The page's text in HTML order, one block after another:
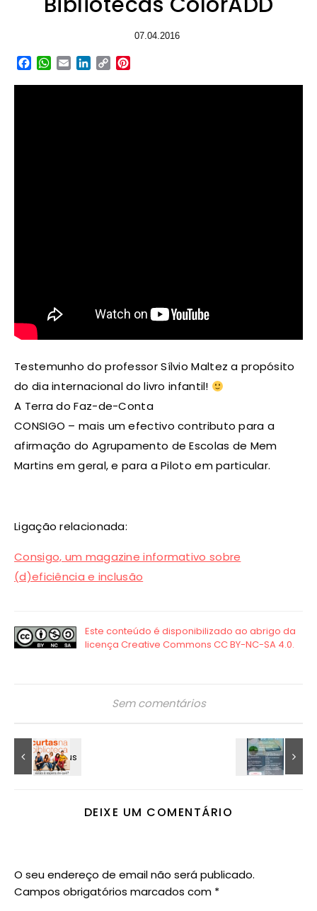
07.04.2016
Facebook
WhatsApp
EmailLinkedIn
Copy
Testemunho do professor Sílvio Maltez a propósito
do dia internacional do livro infantil!
A Terra do Faz-de-Conta
CONSIGO – mais um efectivo contributo para a
afirmação do Agrupamento de Escolas de Mem
Martins em geral, e para a Piloto em particular.
Ligação relacionada:
Consigo, um magazine informativo sobre
(d)eficiência e inclusão
Sem comentários
DEIXE UM COMENTÁRIO
O seu endereço de email não será publicado.
Campos obrigatórios marcados com *